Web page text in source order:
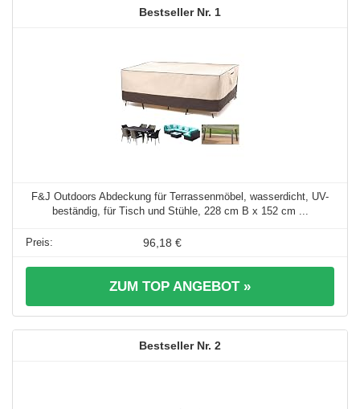
1
F&J Outdoors Abdeckung für Terrassenmöbel, wasserdicht, UV-
beständig, für Tisch und Stühle, 228 cm B x 152 cm ...
96,18 €
ZUM TOP ANGEBOT »
2